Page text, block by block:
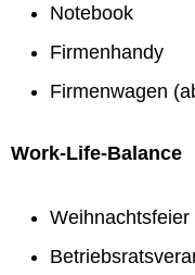
Notebook
Firmenhandy
Firmenwagen
Work-Life-Balance
Weihnachtsfeier